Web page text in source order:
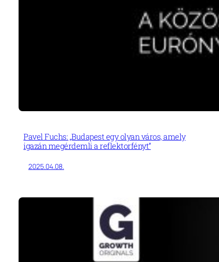
Pavel Fuchs: „Budapest egy olyan város, amely
igazán megérdemli a reflektorfényt”
2025.04.08.